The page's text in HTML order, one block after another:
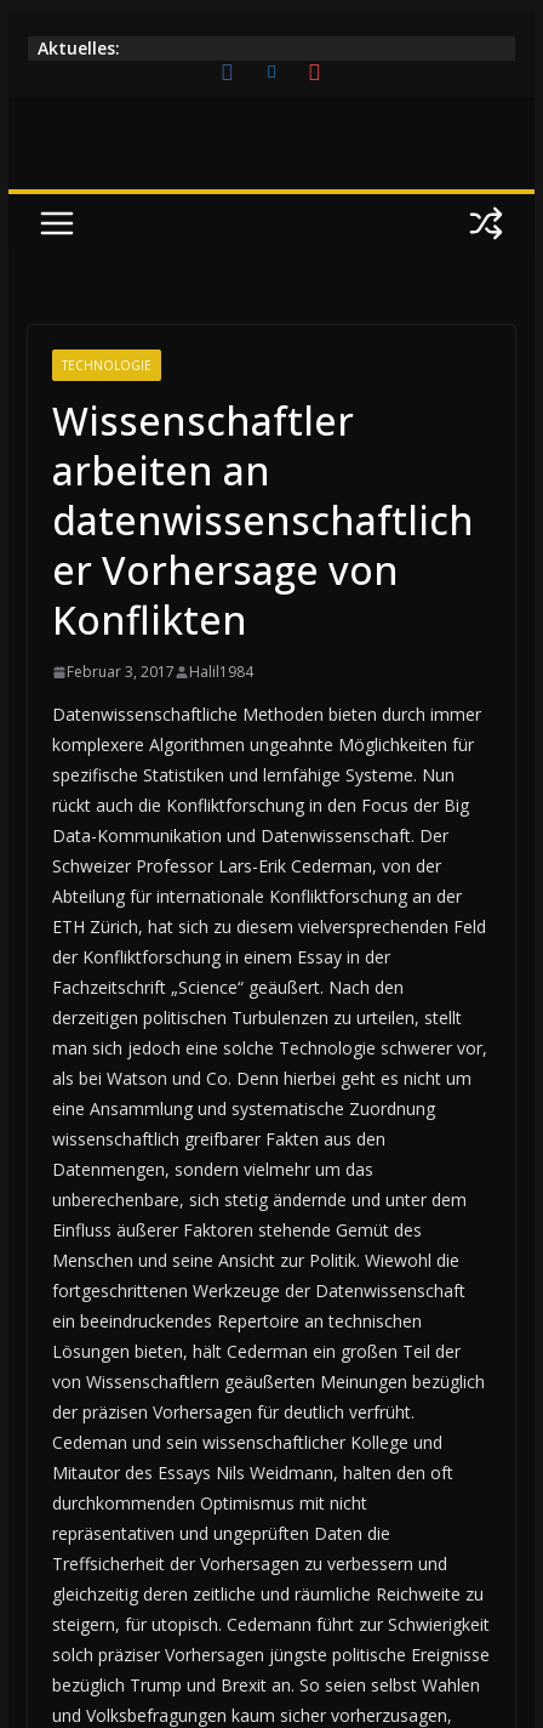
Inhalt
Aktuelles:
TECHNOLOGIE
Wissenschaftler
arbeiten an
datenwissenschaftlich
er Vorhersage von
Konflikten
Februar 3, 2017 Halil1984
Datenwissenschaftliche Methoden bieten durch immer
komplexere Algorithmen ungeahnte Möglichkeiten für
spezifische Statistiken und lernfähige Systeme. Nun
rückt auch die Konfliktforschung in den Focus der Big
Data-Kommunikation und Datenwissenschaft. Der
Schweizer Professor Lars-Erik Cederman, von der
Abteilung für internationale Konfliktforschung an der
ETH Zürich, hat sich zu diesem vielversprechenden Feld
der Konfliktforschung in einem Essay in der
Fachzeitschrift „Science“ geäußert. Nach den
derzeitigen politischen Turbulenzen zu urteilen, stellt
man sich jedoch eine solche Technologie schwerer vor,
als bei Watson und Co. Denn hierbei geht es nicht um
eine Ansammlung und systematische Zuordnung
wissenschaftlich greifbarer Fakten aus den
Datenmengen, sondern vielmehr um das
unberechenbare, sich stetig ändernde und unter dem
Einfluss äußerer Faktoren stehende Gemüt des
Menschen und seine Ansicht zur Politik. Wiewohl die
fortgeschrittenen Werkzeuge der Datenwissenschaft
ein beeindruckendes Repertoire an technischen
Lösungen bieten, hält Cederman ein großen Teil der
von Wissenschaftlern geäußerten Meinungen bezüglich
der präzisen Vorhersagen für deutlich verfrüht.
Cedeman und sein wissenschaftlicher Kollege und
Mitautor des Essays Nils Weidmann, halten den oft
durchkommenden Optimismus mit nicht
repräsentativen und ungeprüften Daten die
Treffsicherheit der Vorhersagen zu verbessern und
gleichzeitig deren zeitliche und räumliche Reichweite zu
steigern, für utopisch. Cedemann führt zur Schwierigkeit
solch präziser Vorhersagen jüngste politische Ereignisse
bezüglich Trump und Brexit an. So seien selbst Wahlen
und Volksbefragungen kaum sicher vorherzusagen,